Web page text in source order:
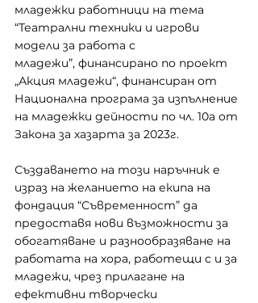
младежки работници на тема
“Театрални техники и игрови
модели за работа с
младежи”, финансирано по проект
„Акция младежи“, финансиран от
Национална програма за изпълнение
на младежки дейности по чл. 10а от
Закона за хазарта за 2023г.
Създаването на този наръчник е
израз на желанието на екипа на
фондация “Съвременност” да
предоставя нови възможности за
обогатяване и разнообразяване на
работата на хора, работещи с и за
младежи, чрез прилагане на
ефективни творчески